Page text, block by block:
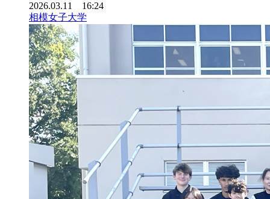
2026.03.11 16:24
相模女子大学